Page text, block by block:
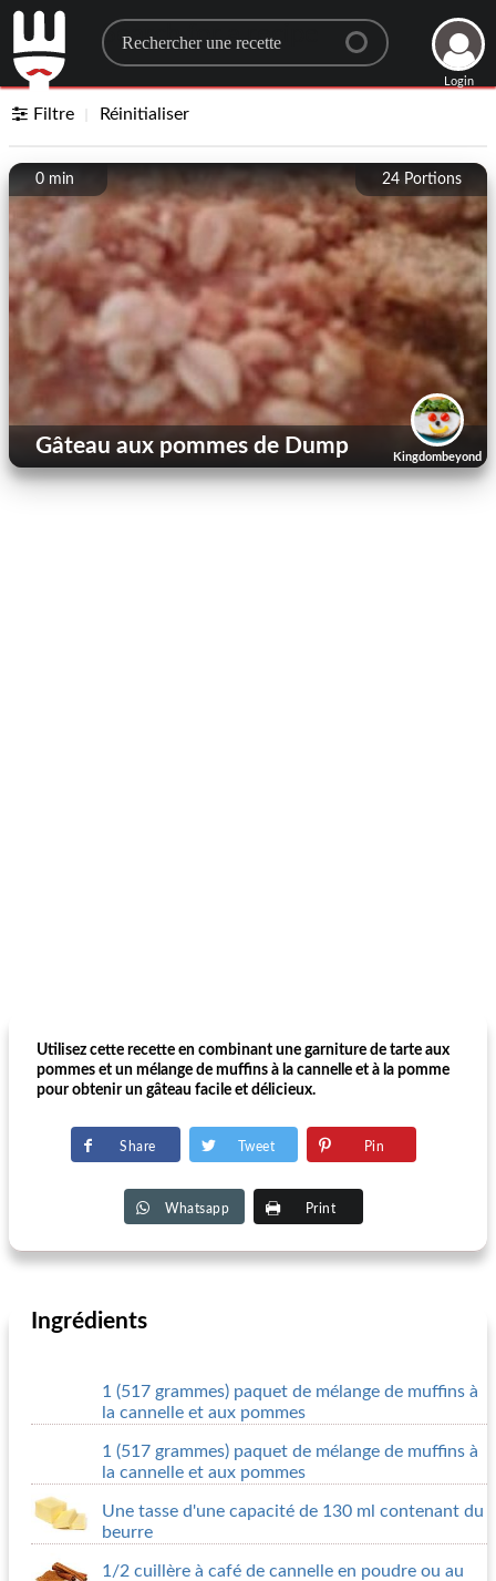
Search for a recipe
Login
Filtre Réinitialiser
24 Portions
0 min
Kingdombeyond
Gâteau aux pommes de Dump
Utilisez cette recette en combinant une garniture de tarte aux
pommes et un mélange de muffins à la cannelle et à la pomme
pour obtenir un gâteau facile et délicieux.
Share Tweet Pin
Whatsapp Print
Ingrédients
1 (517 grammes) paquet de mélange de muffins à
la cannelle et aux pommes
1 (517 grammes) paquet de mélange de muffins à
la cannelle et aux pommes
Une tasse d'une capacité de 130 ml contenant du
beurre
1/2 cuillère à café de cannelle en poudre ou au